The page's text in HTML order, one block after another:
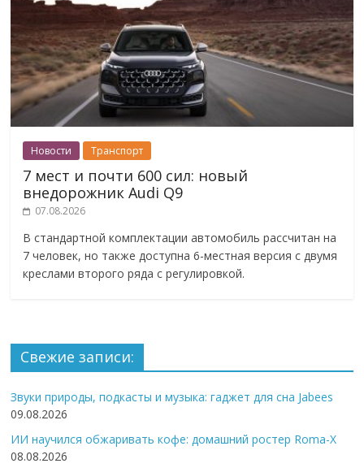
Новости Транспорт
7 мест и почти 600 сил: новый
внедорожник Audi Q9
07.08.2026
В стандартной комплектации автомобиль рассчитан на
7 человек, но также доступна 6-местная версия с двумя
креслами второго ряда с регулировкой.
Свежие записи:
Звуки природы, подкасты и музыка: гаджет для сна Jabees
09.08.2026
ИИ научился обжаривать кофе: домашний ростер Roma-X
08.08.2026